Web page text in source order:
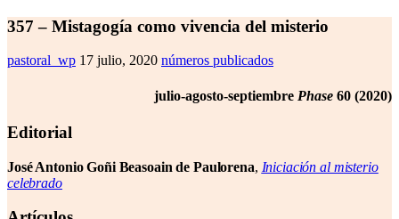
357 – Mistagogía como vivencia del misterio
pastoral_wp 17 julio, 2020 números publicados
julio-agosto-septiembre Phase 60 (2020)
Editorial
José Antonio Goñi Beasoain de Paulorena, Iniciación al misterio
celebrado